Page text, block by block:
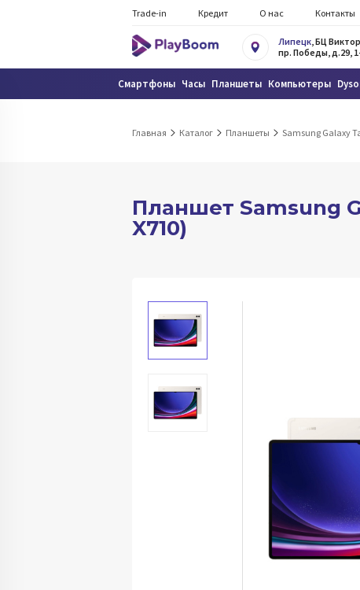
Trade-in Кредит О нас Контакты
Липецк, БЦ
пр. Победы, д.29,
Смартфоны Часы Планшеты Компьютеры
Главная Каталог Планшеты Samsung Galaxy
Планшет Samsung
X710)